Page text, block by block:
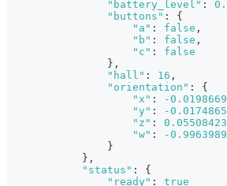
"battery_level" :
"buttons" :
{
"a" : false ,
"b" : false ,
"c" :
false
} ,
"hall" : 16 ,
"orientation" :
{
"x" : -
"y" : -
"z" : 0.05508423
"w" :
-0.9963989
}
} ,
"status" :
{
"ready" :
true